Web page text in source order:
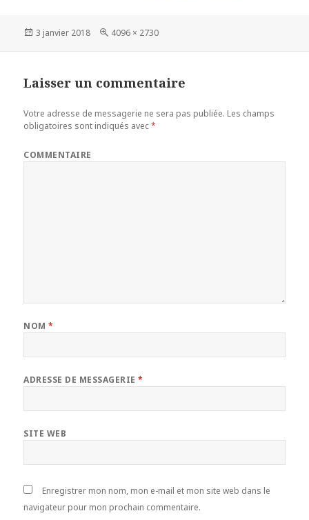
Publié
3 janvier 2018
Taille
4096 × 2730
Laisser un commentaire
Votre adresse de messagerie ne sera pas publiée. Les champs
obligatoires sont indiqués avec*
COMMENTAIRE
NOM*
ADRESSE DE MESSAGERIE*
SITE WEB
Enregistrer mon nom, mon e-mail et mon site web dans le
navigateur pour mon prochain commentaire.